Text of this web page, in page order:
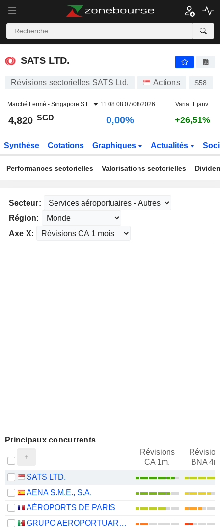
SATS LTD.
SATS LTD.
Révisions sectorielles SATS Ltd. Actions S58
Marché Fermé - Singapore S.E. 11:08:08 07/08/2026 Varia. 1 janv.
4,820 SGD 0,00% +26,51%
Synthèse Cotations Graphiques Actualités
Performances sectorielles Valorisations sectorielles
Secteur:
Région:
Axe X:
Principaux concurrents
Révisions
CA 1m.
BNA
SATS LTD.
AENA S.M.E., S.A.
AÉROPORTS DE PARIS
GRUPO AEROPORTUARIO DEL PACÍFICO, S.A.B. DE C.V.